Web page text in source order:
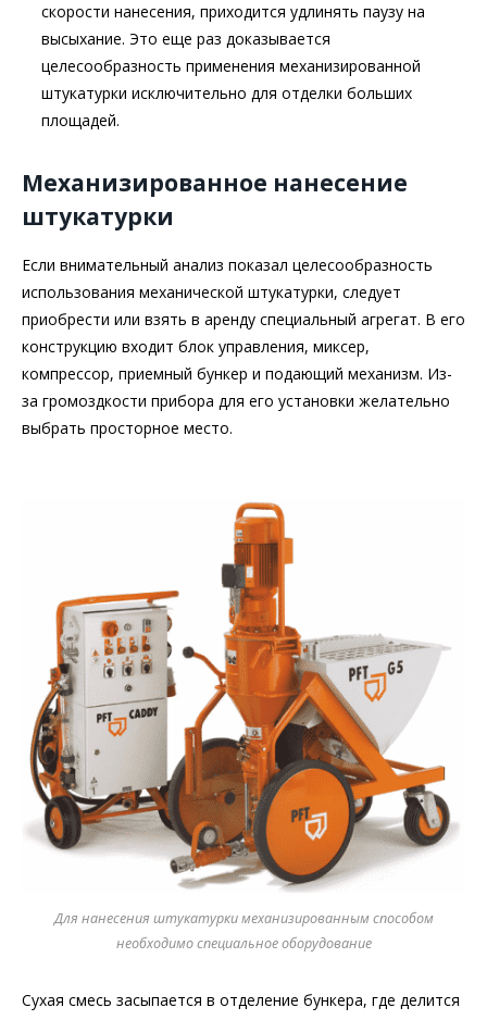
скорости нанесения, приходится удлинять паузу на
высыхание. Это еще раз доказывается
целесообразность применения механизированной
штукатурки исключительно для отделки больших
площадей.
Механизированное нанесение
штукатурки
Если внимательный анализ показал целесообразность
использования механической штукатурки, следует
приобрести или взять в аренду специальный агрегат. В его
конструкцию входит блок управления, миксер,
компрессор, приемный бункер и подающий механизм. Из-
за громоздкости прибора для его установки желательно
выбрать просторное место.
Для нанесения штукатурки механизированным способом
необходимо специальное оборудование
Сухая смесь засыпается в отделение бункера, где делится